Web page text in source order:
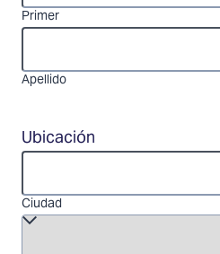
Primer
Apellido
Ubicación
Ciudad